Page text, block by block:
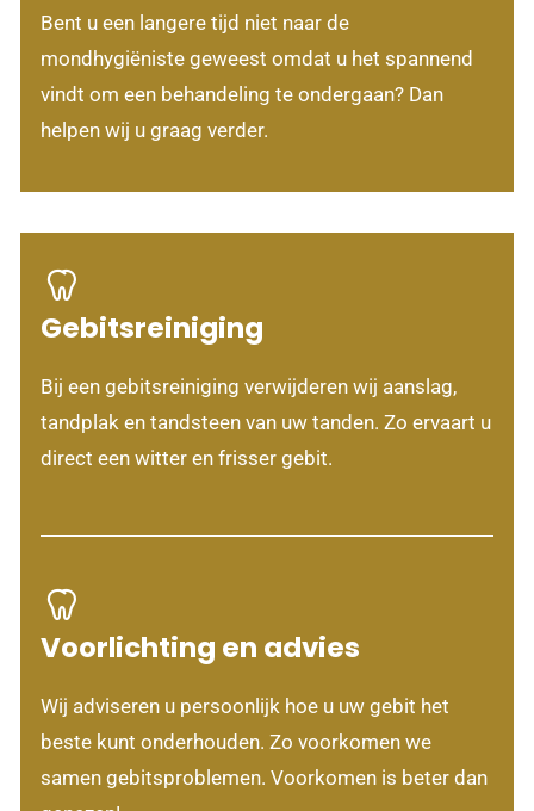
Bent u een langere tijd niet naar de
mondhygiëniste geweest omdat u het spannend
vindt om een behandeling te ondergaan? Dan
helpen wij u graag verder.
Gebitsreiniging
Bij een gebitsreiniging verwijderen wij aanslag,
tandplak en tandsteen van uw tanden. Zo ervaart u
direct een witter en frisser gebit.
Voorlichting en advies
Wij adviseren u persoonlijk hoe u uw gebit het
beste kunt onderhouden. Zo voorkomen we
samen gebitsproblemen. Voorkomen is beter dan